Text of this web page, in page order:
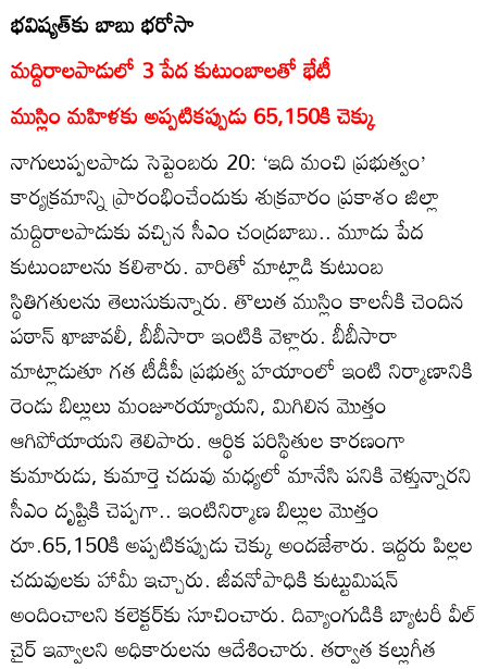
భవిష్యత్‌కు బాబు భరోసా
మద్దిరాలపాడులో 3 పేద కుటుంబాలతో భేటీ
ముస్లిం మహిళకు అప్పటికప్పుడు 65,150కి చెక్కు
నాగులుప్పలపాడు సెప్టెంబరు 20: ‘ఇది మంచి ప్రభుత్వం’
కార్యక్రమాన్ని ప్రారంభించేందుకు శుక్రవారం ప్రకాశం జిల్లా
మద్దిరాలపాడుకు వచ్చిన సీఎం చంద్రబాబు.. మూడు పేద
కుటుంబాలను కలిశారు. వారితో మాట్లాడి కుటుంబ
స్థితిగతులను తెలుసుకున్నారు. తొలుత ముస్లిం కాలనీకి చెందిన
పఠాన్‌ ఖాజావలీ, బీబీసారా ఇంటికి వెళ్లారు. బీబీసారా
మాట్లాడుతూ గత టీడీపీ ప్రభుత్వ హయాంలో ఇంటి నిర్మాణానికి
రెండు బిల్లులు మంజూరయ్యాయని, మిగిలిన మొత్తం
ఆగిపోయాయని తెలిపారు. ఆర్థిక పరిస్థితుల కారణంగా
కుమారుడు, కుమార్తె చదువు మధ్యలో మానేసి పనికి వెళ్తున్నారని
సీఎం దృష్టికి చెప్పగా.. ఇంటినిర్మాణ బిల్లుల మొత్తం
రూ.65,150కి అప్పటికప్పుడు చెక్కు అందజేశారు. ఇద్దరు పిల్లల
చదువులకు హామీ ఇచ్చారు. జీవనోపాధికి కుట్టుమిషన్‌
అందించాలని కలెక్టర్‌కు సూచించారు. దివ్యాంగుడికి బ్యాటరీ వీల్‌
చైర్‌ ఇవ్వాలని అధికారులను ఆదేశించారు. తర్వాత కల్లుగీత